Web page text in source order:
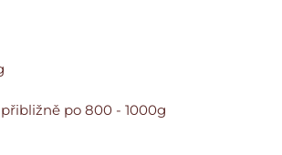
po 800 - 1000g